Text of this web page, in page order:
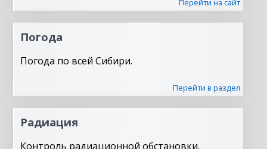
Перейти на сайт
Погода
Погода по всей Сибири.
Перейти в раздел
Радиация
Контроль радиационной обстановки.